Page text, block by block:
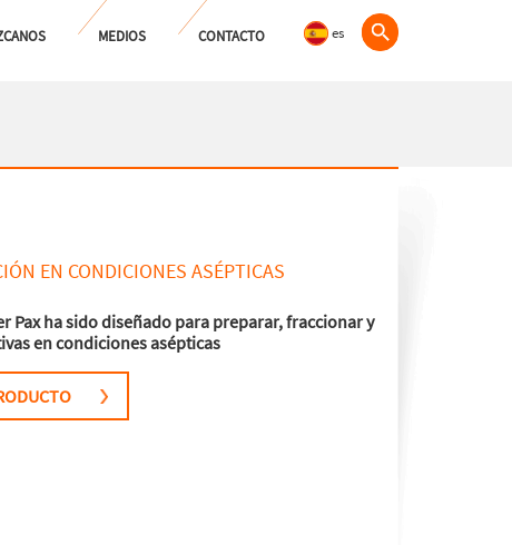
MEDIOS CONTACTO es
EN CONDICIONES ASÉPTICAS
Pax ha sido diseñado para preparar, fraccionar y
en condiciones asépticas